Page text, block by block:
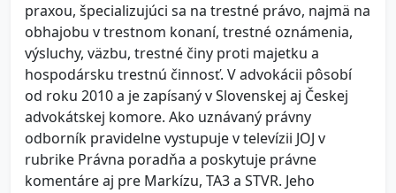
praxou, špecializujúci sa na trestné právo, najmä na
obhajobu v trestnom konaní, trestné oznámenia,
výsluchy, väzbu, trestné činy proti majetku a
hospodársku trestnú činnosť. V advokácii pôsobí
od roku 2010 a je zapísaný v Slovenskej aj Českej
advokátskej komore. Ako uznávaný právny
odborník pravidelne vystupuje v televízii JOJ v
rubrike Právna poradňa a poskytuje právne
komentáre aj pre Markízu, TA3 a STVR. Jeho